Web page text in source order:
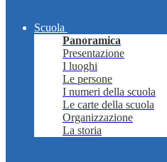
Scuola
Panoramica
Presentazione
I luoghi
Le persone
I numeri della scuola
Le carte della scuola
Organizzazione
La storia